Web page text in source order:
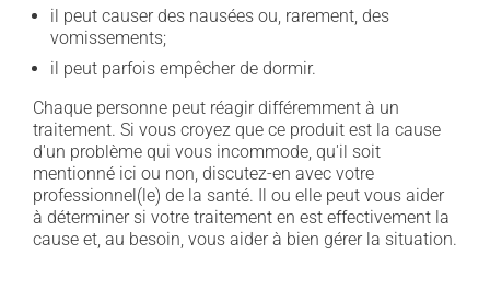
il peut causer des nausées ou, rarement, des
vomissements;
il peut parfois empêcher de dormir.
Chaque personne peut réagir différemment à un
traitement. Si vous croyez que ce produit est la cause
d'un problème qui vous incommode, qu'il soit
mentionné ici ou non, discutez-en avec votre
professionnel(le) de la santé. Il ou elle peut vous aider
à déterminer si votre traitement en est effectivement la
cause et, au besoin, vous aider à bien gérer la situation.